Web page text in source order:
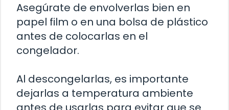
Asegúrate de envolverlas bien en
papel film o en una bolsa de plástico
antes de colocarlas en el
congelador.
Al descongelarlas, es importante
dejarlas a temperatura ambiente